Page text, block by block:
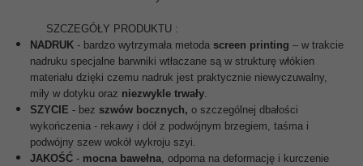
SZCZEGÓŁY PRODUKTU :
NADRUK - bardzo wytrzymała metoda screen printing – w trakcie
nadruku specjalne barwniki wtłaczane są w strukturę włókien
materiału dzięki czemu nadruk jest praktycznie niewyczuwalny,
miły w dotyku oraz niezwykle trwały.
SZYCIE - bez szwów bocznych, o szczególnej dbałości
wykończenia - rekawy i dół z podwójnym brzegiem, taśma i
podwójny szew wokół wykroju szyi.
JAKOŚĆ - mocna bawełna, odporna na deformację i kurczenie